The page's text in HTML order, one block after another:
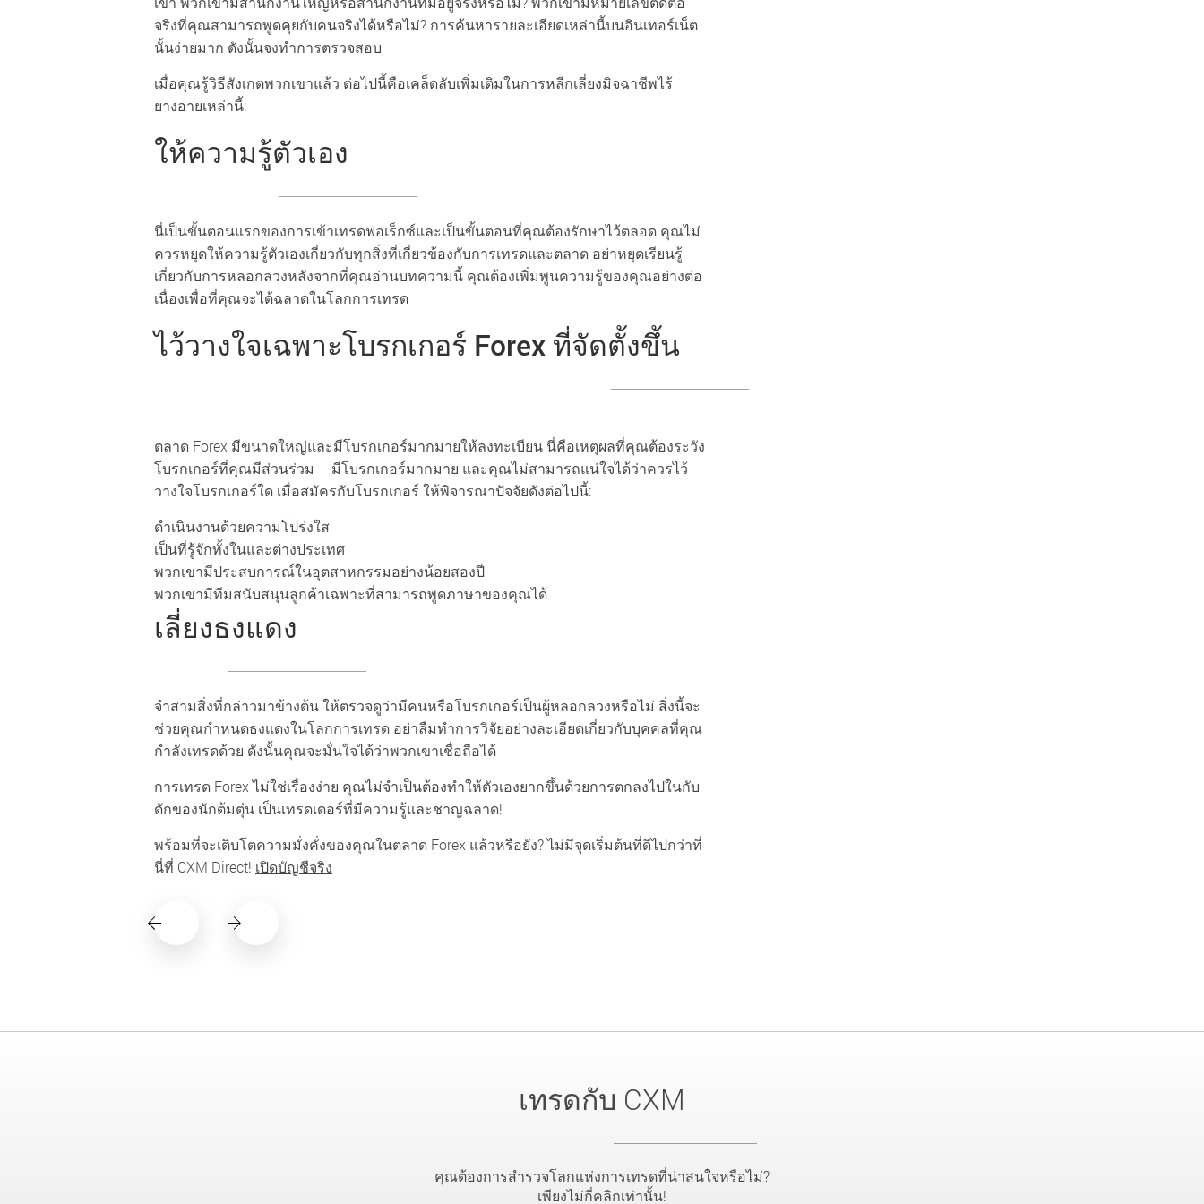
จริงที่คุณสามารถพูดคุยกับคนจริงได้หรือไม่? การค้นหารายละเอียดเหล่านี้บนอินเทอร์เน็ต
นั้นง่ายมาก ดังนั้นจงทำการตรวจสอบ
เมื่อคุณรู้วิธีสังเกตพวกเขาแล้ว ต่อไปนี้คือเคล็ดลับเพิ่มเติมในการหลีกเลี่ยงมิจฉาชีพไร้
ยางอายเหล่านี้:
ให้ความรู้ตัวเอง
นี่เป็นขั้นตอนแรกของการเข้าเทรดฟอเร็กซ์และเป็นขั้นตอนที่คุณต้องรักษาไว้ตลอด คุณไม่
ควรหยุดให้ความรู้ตัวเองเกี่ยวกับทุกสิ่งที่เกี่ยวข้องกับการเทรดและตลาด อย่าหยุดเรียนรู้
เกี่ยวกับการหลอกลวงหลังจากที่คุณอ่านบทความนี้ คุณต้องเพิ่มพูนความรู้ของคุณอย่างต่อ
เนื่องเพื่อที่คุณจะได้ฉลาดในโลกการเทรด
ไว้วางใจเฉพาะโบรกเกอร์ Forex ที่จัดตั้งขึ้น
ตลาด Forex มีขนาดใหญ่และมีโบรกเกอร์มากมายให้ลงทะเบียน นี่คือเหตุผลที่คุณต้องระวัง
โบรกเกอร์ที่คุณมีส่วนร่วม – มีโบรกเกอร์มากมาย และคุณไม่สามารถแน่ใจได้ว่าควรไว้
วางใจโบรกเกอร์ใด เมื่อสมัครกับโบรกเกอร์ ให้พิจารณาปัจจัยดังต่อไปนี้:
ดำเนินงานด้วยความโปร่งใส
เป็นที่รู้จักทั้งในและต่างประเทศ
พวกเขามีประสบการณ์ในอุตสาหกรรมอย่างน้อยสองปี
พวกเขามีทีมสนับสนุนลูกค้าเฉพาะที่สามารถพูดภาษาของคุณได้
เลี่ยงธงแดง
จำสามสิ่งที่กล่าวมาข้างต้น ให้ตรวจดูว่ามีคนหรือโบรกเกอร์เป็นผู้หลอกลวงหรือไม่ สิ่งนี้จะ
ช่วยคุณกำหนดธงแดงในโลกการเทรด อย่าลืมทำการวิจัยอย่างละเอียดเกี่ยวกับบุคคลที่คุณ
กำลังเทรดด้วย ดังนั้นคุณจะมั่นใจได้ว่าพวกเขาเชื่อถือได้
การเทรด Forex ไม่ใช่เรื่องง่าย คุณไม่จำเป็นต้องทำให้ตัวเองยากขึ้นด้วยการตกลงไปในกับ
ดักของนักต้มตุ๋น เป็นเทรดเดอร์ที่มีความรู้และชาญฉลาด!
พร้อมที่จะเติบโตความมั่งคั่งของคุณในตลาด Forex แล้วหรือยัง? ไม่มีจุดเริ่มต้นที่ดีไปกว่าที่
นี่ที่ CXM Direct! เปิดบัญชีจริง
เทรดกับ CXM
คุณต้องการสำรวจโลกแห่งการเทรดที่น่าสนใจหรือไม่?
เพียงไม่กี่คลิกเท่านั้น!